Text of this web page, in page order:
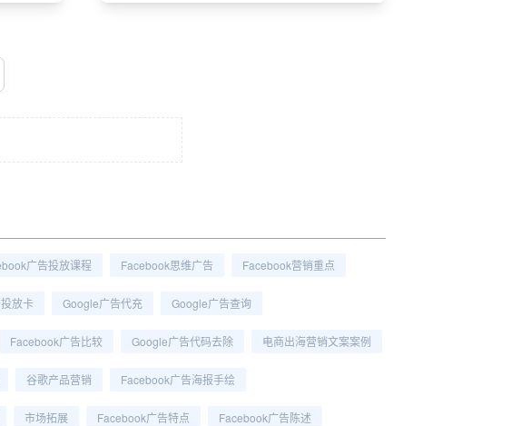
广告投放课程 Facebook思维广告 Facebook营销重点
放卡 Google广告代充 Google广告查询
Facebook广告比较 Google广告代码去除 电商出海营销文案案例
谷歌产品营销 Facebook广告海报手绘
市场拓展 Facebook广告特点 Facebook广告陈述